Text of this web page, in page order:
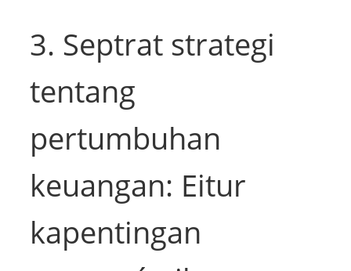
3. Septrat strategi
tentang
pertumbuhan
keuangan: Eitur
kapentingan